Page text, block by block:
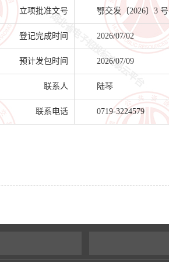
立项批准文号 鄂交发〔2026〕3 号
登记完成时间 2026/07/02
预计发包时间 2026/07/09
联系人 陆琴
联系电话 0719-3224579